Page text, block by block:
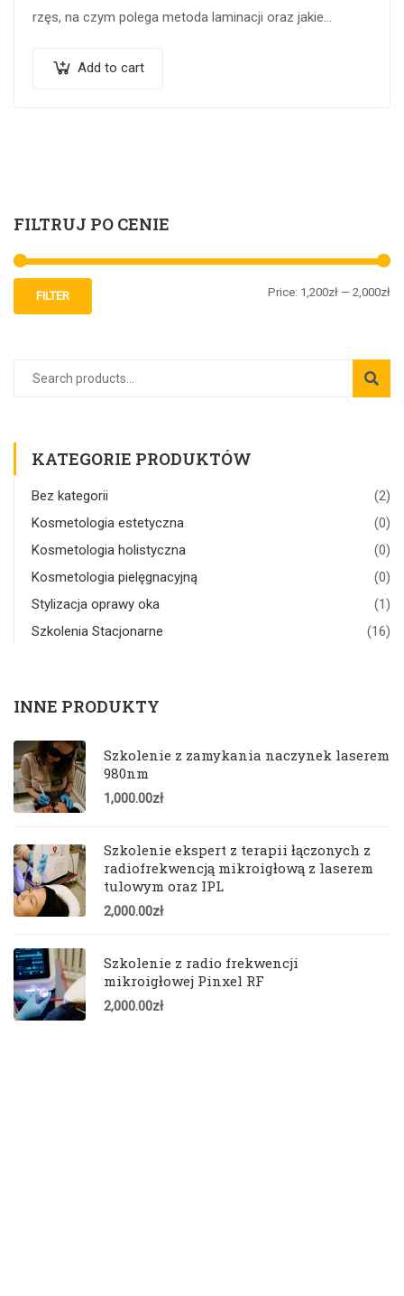
rzęs, na czym polega metoda laminacji oraz jakie
Add to cart
FILTRUJ PO CENIE
FILTER Price: 1,200zł — 2,000zł
KATEGORIE PRODUKTÓW
Bez kategorii
(2)
Kosmetologia estetyczna
(0)
Kosmetologia holistyczna
(0)
Kosmetologia pielęgnacyjną
(0)
Stylizacja oprawy oka
(1)
Szkolenia Stacjonarne
(16)
INNE PRODUKTY
Szkolenie z zamykania naczynek laserem
980nm
1,000.00zł
Szkolenie ekspert z terapii łączonych z
radiofrekwencją mikroigłową z laserem
tulowym oraz IPL
2,000.00zł
Szkolenie z radio frekwencji
mikroigłowej Pinxel RF
2,000.00zł